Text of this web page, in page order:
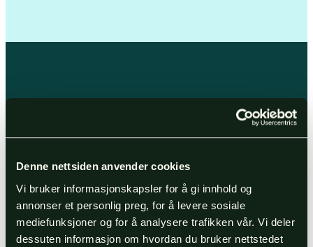
Denne nettsiden anvender cookies
Vi bruker informasjonskapsler for å gi innhold og
annonser et personlig preg, for å levere sosiale
mediefunksjoner og for å analysere trafikken vår. Vi deler
dessuten informasjon om hvordan du bruker nettstedet
Har duspørsmål
eller ønsker å